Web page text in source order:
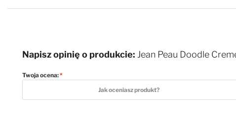
Napisz opinię o produkcie: Jean Peau Doodle
Twoja ocena:
Jak oceniasz produkt?
5 stars